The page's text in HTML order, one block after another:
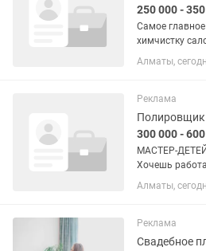
250 000 -
Самое
химчистку
автомобиля
Алматы,
Реклама
Полировщик
300 000 -
МАСТЕР-
Хочешь
достойно
развиваться?
делать
Алматы,
Реклама